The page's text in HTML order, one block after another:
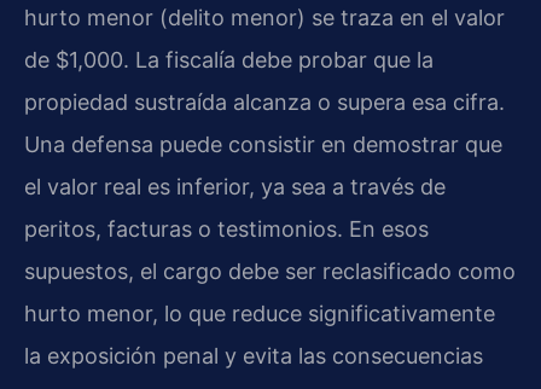
hurto menor (delito menor) se traza en el valor
de $1,000. La fiscalía debe probar que la
propiedad sustraída alcanza o supera esa cifra.
Una defensa puede consistir en demostrar que
el valor real es inferior, ya sea a través de
peritos, facturas o testimonios. En esos
supuestos, el cargo debe ser reclasificado como
hurto menor, lo que reduce significativamente
la exposición penal y evita las consecuencias